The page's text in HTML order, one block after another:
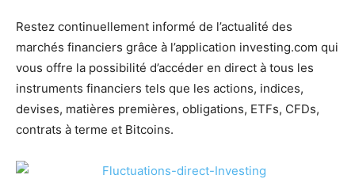
Restez continuellement informé de l’actualité des
marchés financiers grâce à l’application investing.com qui
vous offre la possibilité d’accéder en direct à tous les
instruments financiers tels que les actions, indices,
devises, matières premières, obligations, ETFs, CFDs,
contrats à terme et Bitcoins.